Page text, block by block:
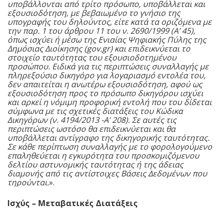
υποβάλλονται από τρίτο πρόσωπο, υποβάλλεται και
εξουσιοδότηση, με βεβαιωμένο το γνήσιο της
υπογραφής του δηλούντος, είτε κατά τα οριζόμενα με
την παρ. 1 τουάρθρου 11 του ν. 2690/1999(Α’ 45),
όπως ισχύει ή μέσω της Ενιαίας Ψηφιακής Πύλης της
Δημόσιας Διοίκησης (gov.gr) και επιδεικνύεται το
στοιχείο ταυτότητας του εξουσιοδοτημένου
προσώπου. Ειδικά για τις περιπτώσεις συναλλαγής με
πληρεξούσιο δικηγόρο για λογαριασμό εντολέα του,
δεν απαιτείται η ανωτέρω εξουσιοδότηση, αφού ως
εξουσιοδότηση προς το πρόσωπο δικηγόρου ισχύει
και αρκεί η νόμιμη προφορική εντολή που του δίδεται
σύμφωνα με τις σχετικές διατάξεις τουΚώδικα
Δικηγόρων(ν. 4194/2013-Α’ 208). Σε αυτές τις
περιπτώσεις ωστόσο θα επιδεικνύεται και θα
υποβάλλεται αντίγραφο της δικηγορικής ταυτότητας.
Σε κάθε περίπτωση συναλλαγής με το φορολογούμενο
επαληθεύεται η εγκυρότητα του προσκομιζόμενου
δελτίου αστυνομικής ταυτότητας ή της άδειας
διαμονής από τις αντίστοιχες Βάσεις Δεδομένων που
τηρούνται.».
Ισχύς – Μεταβατικές Διατάξεις